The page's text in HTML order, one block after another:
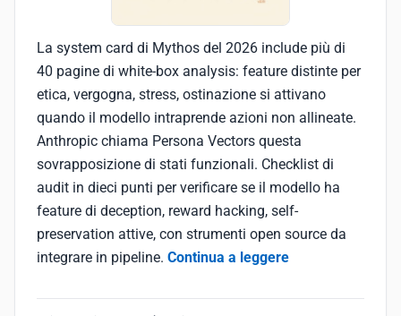
La system card di Mythos del 2026 include più di
40 pagine di white-box analysis: feature distinte per
etica, vergogna, stress, ostinazione si attivano
quando il modello intraprende azioni non allineate.
Anthropic chiama Persona Vectors questa
sovrapposizione di stati funzionali. Checklist di
audit in dieci punti per verificare se il modello ha
feature di deception, reward hacking, self-
preservation attive, con strumenti open source da
integrare in pipeline. Continua a leggere